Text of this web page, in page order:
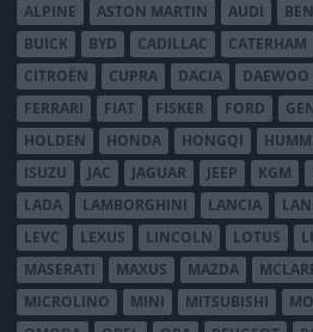
ALPINE
ASTON MARTIN AUDI
BUICK
BYD CADILLAC CATERHAM
CITROËN
CUPRA DACIA DAEWOO
FERRARI
FIAT FISKER FORD
HOLDEN
HONDA HONGQI
ISUZU
JAC JAGUAR JEEP KGM
LADA
LAMBORGHINI LANCIA
LEVC
LEXUS LINCOLN LOTUS
MASERATI
MAXUS MAZDA
MICROLINO
MINI MITSUBISHI